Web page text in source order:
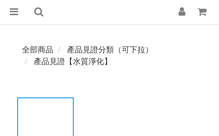
全部商品
產品見證分類（可下拉）
產品見證【水質淨化】